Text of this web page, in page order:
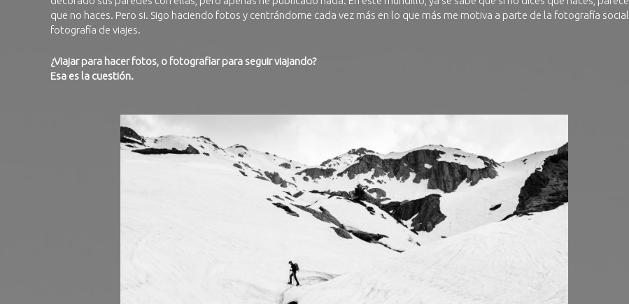
que no haces. Pero si. Sigo haciendo fotos y centrándome cada vez más en lo que más me motiva a parte de la fotografía social,
fotografía de viajes.
¿Viajar para hacer fotos, o fotografiar para seguir viajando?
Esa es la cuestión.